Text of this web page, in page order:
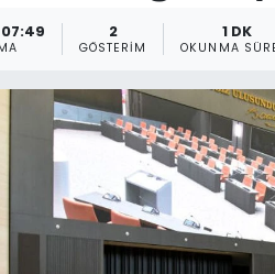
2
GÖSTERIM
1 DK
OKUNMA